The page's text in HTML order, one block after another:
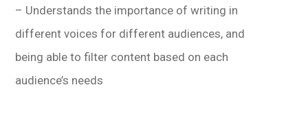
– Understands the importance of writing in
different voices for different audiences, and
being able to filter content based on each
audience’s needs